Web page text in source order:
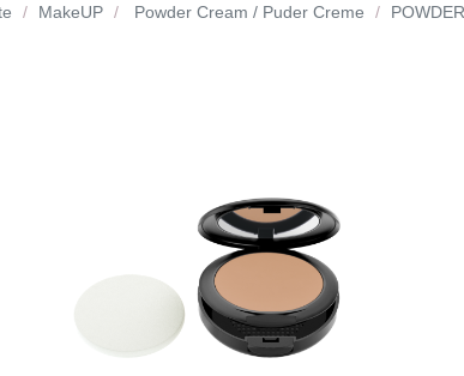
MakeUP Powder Cream / Puder Creme